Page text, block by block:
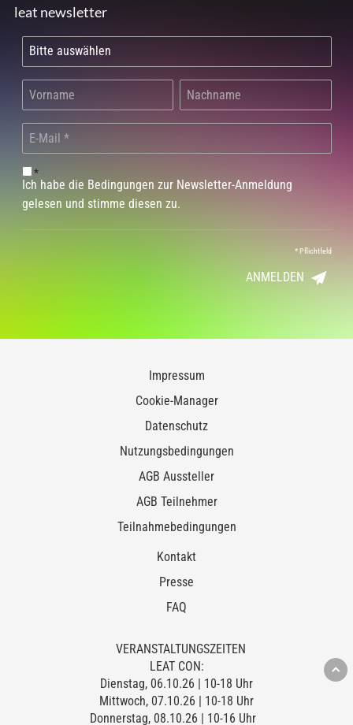
leat newsletter
*
Ich habe die Bedingungen zur Newsletter-Anmeldung
gelesen und stimme diesen zu.
*Pflichtfeld
ANMELDEN
Impressum
Cookie-Manager
Datenschutz
Nutzungsbedingungen
AGB Aussteller
AGB Teilnehmer
Teilnahmebedingungen
Kontakt
Presse
FAQ
VERANSTALTUNGSZEITEN
LEAT CON:
Dienstag, 06.10.26 | 10-18 Uhr
Mittwoch, 07.10.26 | 10-18 Uhr
Donnerstag, 08.10.26 | 10-16 Uhr